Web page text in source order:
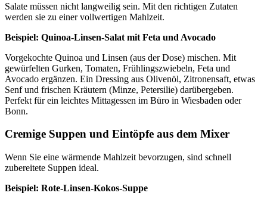
Salate müssen nicht langweilig sein. Mit den richtigen Zutaten
werden sie zu einer vollwertigen Mahlzeit.
Beispiel: Quinoa-Linsen-Salat mit Feta und Avocado
Vorgekochte Quinoa und Linsen (aus der Dose) mischen. Mit
gewürfelten Gurken, Tomaten, Frühlingszwiebeln, Feta und
Avocado ergänzen. Ein Dressing aus Olivenöl, Zitronensaft, etwas
Senf und frischen Kräutern (Minze, Petersilie) darübergeben.
Perfekt für ein leichtes Mittagessen im Büro in Wiesbaden oder
Bonn.
Cremige Suppen und Eintöpfe aus dem Mixer
Wenn Sie eine wärmende Mahlzeit bevorzugen, sind schnell
zubereitete Suppen ideal.
Beispiel: Rote-Linsen-Kokos-Suppe